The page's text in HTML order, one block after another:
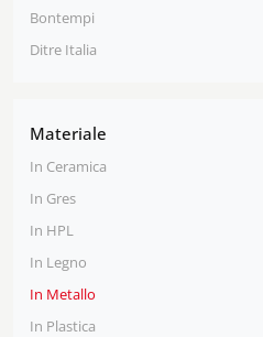
Bontempi
Ditre Italia
Materiale
In Ceramica
In Gres
In HPL
In Legno
In Metallo
In Plastica